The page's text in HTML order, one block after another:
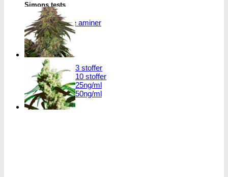
Simons tests
Test af primære aminer
URIN TESTS
Multi urin test - 3 stoffer
Multi urin test - 10 stoffer
THC urin test - 25ng/ml
THC urin test - 50ng/ml
varianter.
Mulighederne
vælges